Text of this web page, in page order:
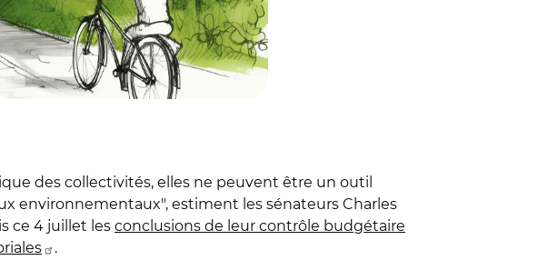
des collectivités, elles ne peuvent être un outil
environnementaux", estiment les sénateurs Charles
ce 4 juillet les conclusions de leur contrôle budgétaire
.